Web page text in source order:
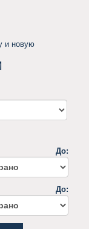
и новую
До:
До: